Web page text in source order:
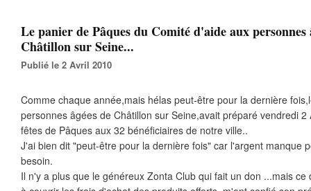
Le panier de Pâques du Comité d'aide aux personnes
Châtillon sur Seine...
Publié le 2 Avril 2010
Comme chaque année,mais hélas peut-être pour la dernière
personnes âgées de Châtillon sur Seine,avait préparé vendredi
fêtes de Pâques aux 32 bénéficiaires de notre ville..
J'ai bien dit "peut-être pour la dernière fois" car l'argent manque
besoin.
Il n'y a plus que le généreux Zonta Club qui fait un don ...mais